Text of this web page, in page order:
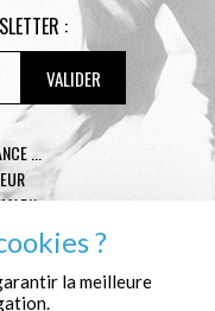
:
...
VENTE
?
la meilleure